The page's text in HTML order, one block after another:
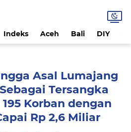
Indeks Aceh Bali DIY
Asal Lumajang
Tersangka
Korban dengan
Rp 2,6 Miliar